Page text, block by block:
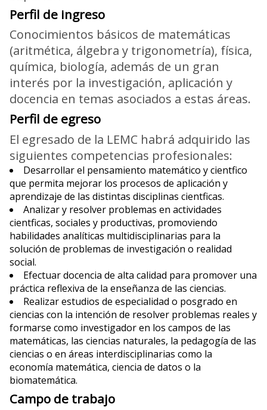
Perfil de ingreso
Conocimientos básicos de matemáticas
(aritmética, álgebra y trigonometría), física,
química, biología, además de un gran
interés por la investigación, aplicación y
docencia en temas asociados a estas áreas.
Perfil de egreso
El egresado de la LEMC habrá adquirido las
siguientes competencias profesionales:
Desarrollar el pensamiento matemático y cientfico
que permita mejorar los procesos de aplicación y
aprendizaje de las distintas disciplinas cientficas.
Analizar y resolver problemas en actividades
cientficas, sociales y productivas, promoviendo
habilidades analíticas multidisciplinarias para la
solución de problemas de investigación o realidad
social.
Efectuar docencia de alta calidad para promover una
práctica reflexiva de la enseñanza de las ciencias.
Realizar estudios de especialidad o posgrado en
ciencias con la intención de resolver problemas reales y
formarse como investigador en los campos de las
matemáticas, las ciencias naturales, la pedagogía de las
ciencias o en áreas interdisciplinarias como la
economía matemática, ciencia de datos o la
biomatemática.
Campo de trabajo